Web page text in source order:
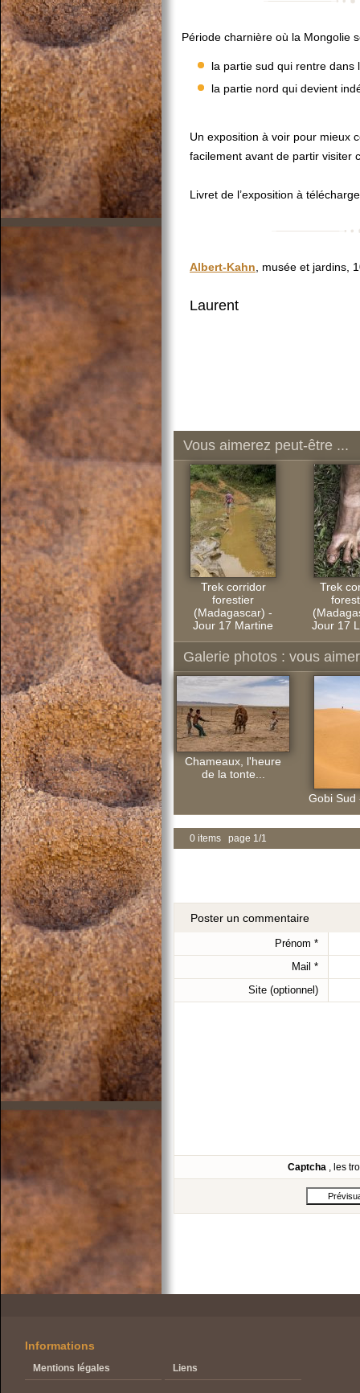
Période charnière où la Mongolie
la partie sud qui rentre
la partie nord qui devient
Un exposition à voir pour mieux
facilement avant de partir visiter
Livret de l’exposition à
Albert-Kahn , musée et jardins,
Laurent
Vous aimerez peut-être ...
Trek corridor
forestier
(Madagascar) -
Jour 17 Martine
Trek
Jour 17
Galerie photos : vous
Chameaux, l'heure
de la tonte...
Gobi Sud
0 items page 1/1
Poster un commentaire
Prénom *
Mail *
Site (optionnel)
Captcha , les
Informations
Mentions légales Liens